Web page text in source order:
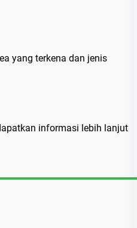
yang terkena dan jenis
informasi lebih lanjut